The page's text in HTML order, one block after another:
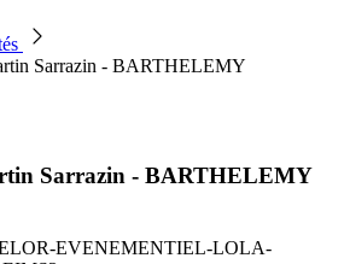
Sarrazin - BARTHELEMY
Sarrazin - BARTHELEMY